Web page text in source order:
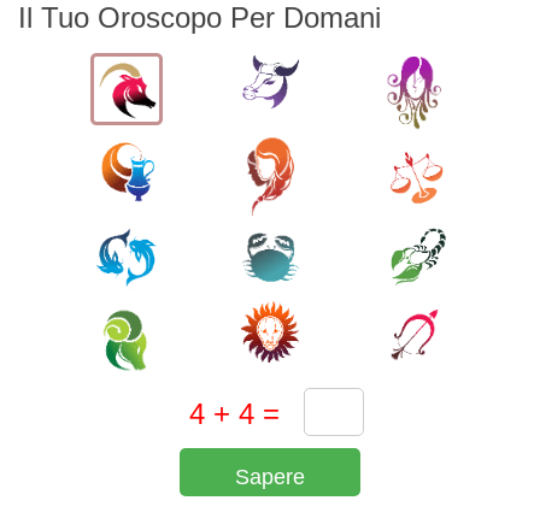
Il Tuo Oroscopo Per Domani
Sapere